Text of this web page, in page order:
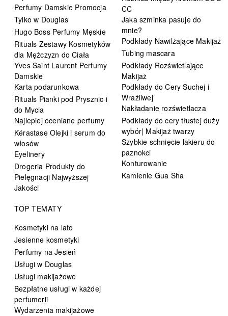
Perfumy Damskie Promocja
Tylko w Douglas
Hugo Boss Perfumy Męskie
Rituals Zestawy Kosmetyków
dla Mężczyzn do Ciała
Yves Saint Laurent Perfumy
Damskie
Karta podarunkowa
Rituals Pianki pod Prysznic i
do Mycia
Najlepiej oceniane perfumy
Kérastase Olejki i serum do
włosów
Eyelinery
Drogeria Produkty do
Pielęgnacji Najwyższej
Jakości
CC
Jaka szminka pasuje do
mnie?
Podkłady Nawilżające Makijaż
Tubing mascara
Podkłady Rozświetlające
Makijaż
Podkłady do Cery Suchej i
Wrażliwej
Nakładanie rozświetlacza
Podkłady do cery tłustej duży
wybór| Makijaż twarzy
Szybkie schnięcie lakieru do
paznokci
Konturowanie
Kamienie Gua Sha
TOP TEMATY
Kosmetyki na lato
Jesienne kosmetyki
Perfumy na Jesień
Usługi w Douglas
Usługi makijażowe
Bezpłatne usługi w każdej
perfumerii
Wydarzenia makijażowe